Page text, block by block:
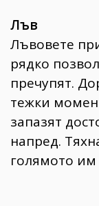
Лъв
Лъвовете
рядко
пречупят.
тежки
запазят
напред.
голямото